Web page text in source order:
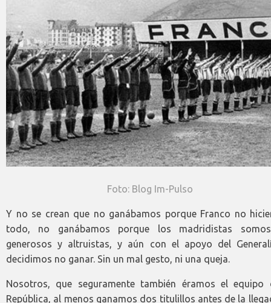
Foto: Blog Im-Pulso
Y no se crean que no ganábamos porque Franco no
todo, no ganábamos porque los madridistas
generosos y altruistas, y aún con el apoyo del
decidimos no ganar. Sin un mal gesto, ni una queja.
Nosotros, que seguramente también éramos el equipo
República, al menos ganamos dos titulillos antes de la